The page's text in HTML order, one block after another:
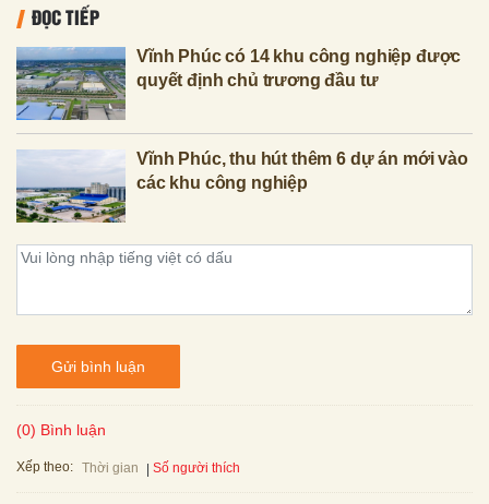
ĐỌC TIẾP
Vĩnh Phúc có 14 khu công nghiệp được
quyết định chủ trương đầu tư
Vĩnh Phúc, thu hút thêm 6 dự án mới vào
các khu công nghiệp
Gửi bình luận
(0) Bình luận
Xếp theo: Thời gian Số người thích